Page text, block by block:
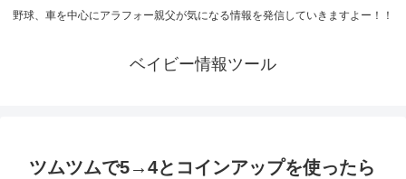
野球、車を中心にアラフォー親父が気になる情報を発信していきますよー！！
ベイビー情報ツール
ツムツムで5→4とコインアップを使ったら